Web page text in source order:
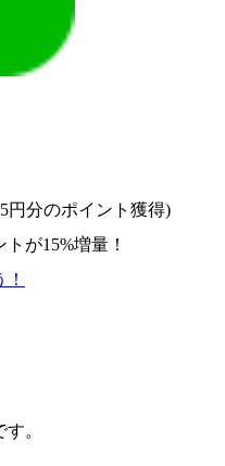
5円分のポイント獲得)
トが15%増量！
。